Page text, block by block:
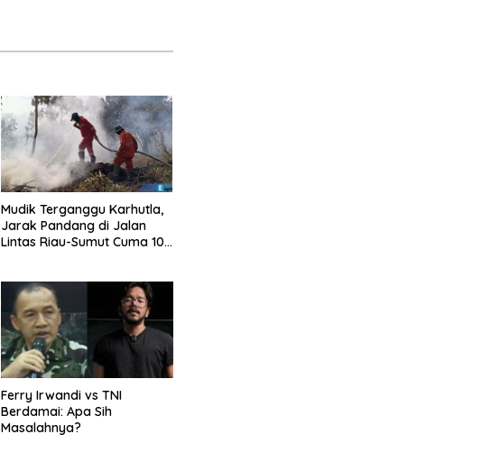
Mudik Terganggu Karhutla,
Jarak Pandang di Jalan
Lintas Riau-Sumut Cuma 10
Ferry Irwandi vs TNI
Berdamai: Apa Sih
Masalahnya?